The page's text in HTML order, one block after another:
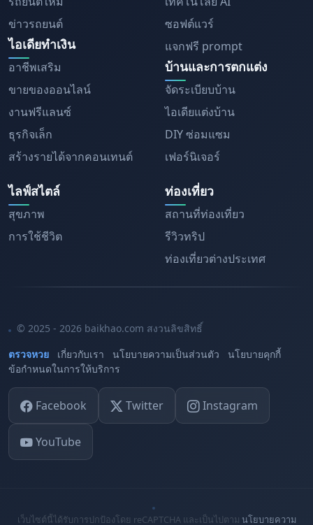
ข่าวรถยนต์
ไอเดียทำเงิน
อาชีพเสริม
ขายของออนไลน์
งานฟรีแลนซ์
ธุรกิจเล็ก
สร้างรายได้จากคอนเทนต์
ซอฟต์แวร์
แจกฟรี prompt
บ้านและการตกแต่ง
จัดระเบียบบ้าน
ไอเดียแต่งบ้าน
DIY ซ่อมแซม
เฟอร์นิเจอร์
ไลฟ์สไตล์
สุขภาพ
การใช้ชีวิต
ท่องเที่ยว
สถานที่ท่องเที่ยว
รีวิวทริป
ท่องเที่ยวต่างประเทศ
© 2025 - 2026 baikhao.com สงวนลิขสิทธิ์
ตรวจหวย
เกี่ยวกับเรา นโยบายความเป็นส่วนตัว
นโยบายคุกกี้
ข้อกำหนดในการให้บริการ
Facebook Twitter Instagram
YouTube
เว็บไซต์นี้ได้รับการปกป้องโดย reCAPTCHA และเป็นไปตาม นโยบายความ